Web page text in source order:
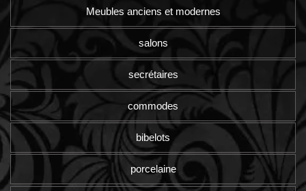
Meubles anciens et modernes
salons
secrétaires
commodes
bibelots
porcelaine